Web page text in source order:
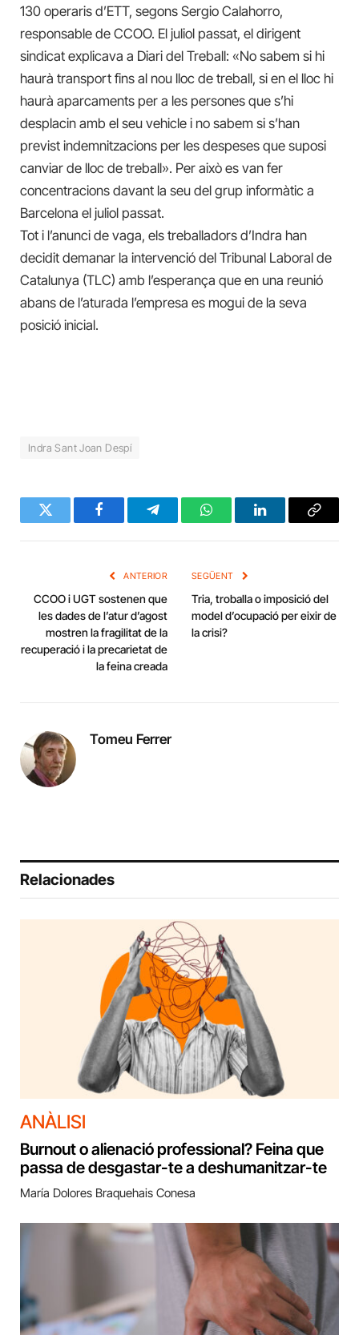
130 operaris d’ETT, segons Sergio Calahorro,
responsable de CCOO. El juliol passat, el dirigent
sindicat explicava a Diari del Treball: «No sabem si hi
haurà transport fins al nou lloc de treball, si en el lloc hi
haurà aparcaments per a les persones que s’hi
desplacin amb el seu vehicle i no sabem si s’han
previst indemnitzacions per les despeses que suposi
canviar de lloc de treball». Per això es van fer
concentracions davant la seu del grup informàtic a
Barcelona el juliol passat.
Tot i l’anunci de vaga, els treballadors d’Indra han
decidit demanar la intervenció del Tribunal Laboral de
Catalunya (TLC) amb l’esperança que en una reunió
abans de l’aturada l’empresa es mogui de la seva
posició inicial.
Indra Sant Joan Despí
Twitter FacebookTelegramWhatsAppLinkedInCopy
ANTERIOR
CCOO i UGT sostenen que
les dades de l’atur d’agost
mostren la fragilitat de la
recuperació i la precarietat de
la feina creada
SEGÜENT
Tria, troballa o imposició del
model d’ocupació per eixir de
la crisi?
Tomeu Ferrer
Relacionades
ANÀLISI
Burnout o alienació professional? Feina que
passa de desgastar-te a deshumanitzar-te
María Dolores Braquehais Conesa